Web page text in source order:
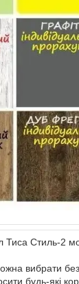
Тиса Стиль-2
вибрати
будь-які